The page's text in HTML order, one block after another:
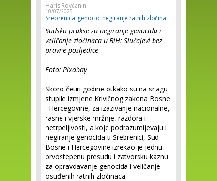
Haris Rovčanin
10/07/2025
Srebrenica genocid negiranje ratnih zločina
Sudska prakse za negiranje genocida i
veličanje zločinaca u BiH: Slučajevi bez
pravne posljedice
Foto: Pixabay
Skoro četiri godine otkako su na snagu
stupile izmjene Krivičnog zakona Bosne
i Hercegovine, za izazivanje nacionalne,
rasne i vjerske mržnje, razdora i
netrpeljivosti, a koje podrazumijevaju i
negiranje genocida u Srebrenici, Sud
Bosne i Hercegovine izrekao je jednu
prvostepenu presudu i zatvorsku kaznu
za opravdavanje genocida i veličanje
osuđenih ratnih zločinaca.